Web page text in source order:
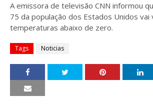
A emissora de televisão CNN informou
75 da população dos Estados Unidos vai
temperaturas abaixo de zero.
Tags Noticias